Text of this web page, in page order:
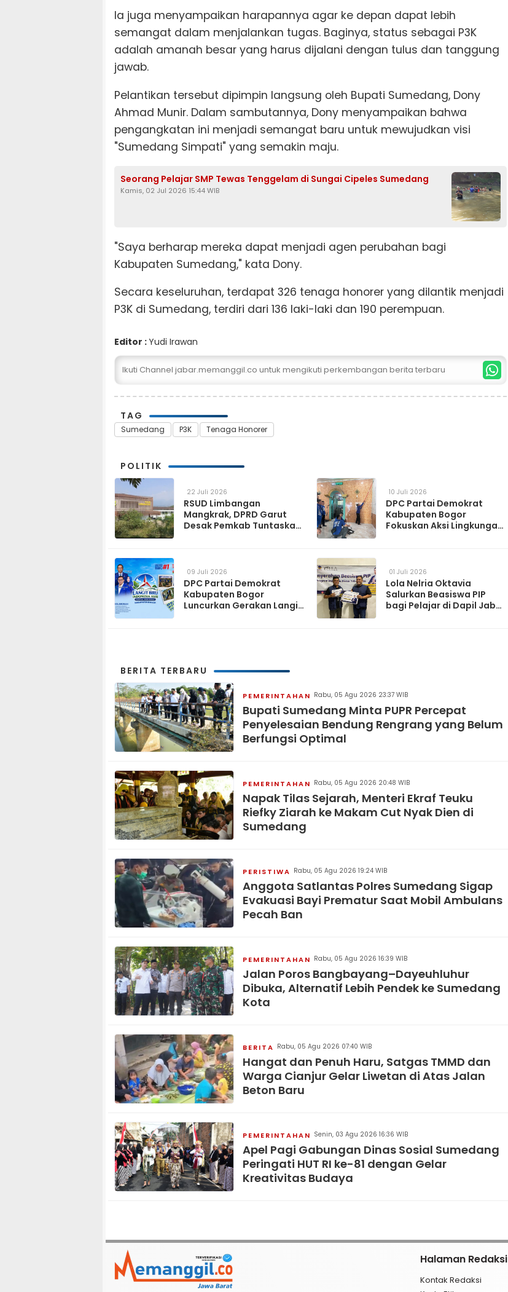
Ia juga menyampaikan harapannya agar ke depan dapat lebih
semangat dalam menjalankan tugas. Baginya, status sebagai P3K
adalah amanah besar yang harus dijalani dengan tulus dan tanggung
jawab.
Pelantikan tersebut dipimpin langsung oleh Bupati Sumedang, Dony
Ahmad Munir. Dalam sambutannya, Dony menyampaikan bahwa
pengangkatan ini menjadi semangat baru untuk mewujudkan visi
"Sumedang Simpati" yang semakin maju.
Seorang Pelajar SMP Tewas Tenggelam di Sungai Cipeles Sumedang
Kamis, 02 Jul 2026 15:44 WIB
"Saya berharap mereka dapat menjadi agen perubahan bagi
Kabupaten Sumedang," kata Dony.
Secara keseluruhan, terdapat 326 tenaga honorer yang dilantik menjadi
P3K di Sumedang, terdiri dari 136 laki-laki dan 190 perempuan.
Editor :Yudi Irawan
Ikuti Channel jabar.memanggil.co untuk mengikuti perkembangan berita terbaru
TAG
Sumedang P3K Tenaga Honorer
POLITIK
22 Juli 2026
RSUD Limbangan
Mangkrak, DPRD Garut
Desak Pemkab Tuntaskan
10 Juli 2026
DPC Partai Demokrat
Kabupaten Bogor
Fokuskan Aksi Lingkungan
09 Juli 2026
DPC Partai Demokrat
Kabupaten Bogor
Luncurkan Gerakan Langit
01 Juli 2026
Lola Nelria Oktavia
Salurkan Beasiswa PIP
bagi Pelajar di Dapil Jabar
BERITA TERBARU
PEMERINTAHAN Rabu, 05 Agu 2026 23:37 WIB
Bupati Sumedang Minta PUPR Percepat
Penyelesaian Bendung Rengrang yang Belum
Berfungsi Optimal
PEMERINTAHAN Rabu, 05 Agu 2026 20:48 WIB
Napak Tilas Sejarah, Menteri Ekraf Teuku
Riefky Ziarah ke Makam Cut Nyak Dien di
Sumedang
PERISTIWA Rabu, 05 Agu 2026 19:24 WIB
Anggota Satlantas Polres Sumedang Sigap
Evakuasi Bayi Prematur Saat Mobil Ambulans
Pecah Ban
PEMERINTAHAN Rabu, 05 Agu 2026 16:39 WIB
Jalan Poros Bangbayang–Dayeuhluhur
Dibuka, Alternatif Lebih Pendek ke Sumedang
Kota
BERITA Rabu, 05 Agu 2026 07:40 WIB
Hangat dan Penuh Haru, Satgas TMMD dan
Warga Cianjur Gelar Liwetan di Atas Jalan
Beton Baru
PEMERINTAHAN Senin, 03 Agu 2026 16:36 WIB
Apel Pagi Gabungan Dinas Sosial Sumedang
Peringati HUT RI ke-81 dengan Gelar
Kreativitas Budaya
Halaman Redaksi
Kontak Redaksi